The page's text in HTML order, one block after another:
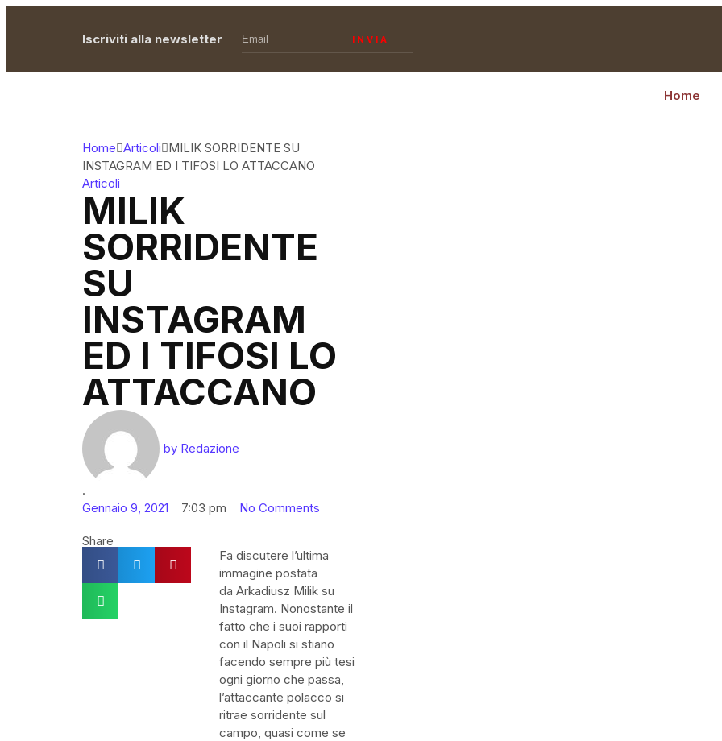
Iscriviti alla newsletter INVIA
Home
Home Articoli MILIK SORRIDENTE SU
INSTAGRAM ED I TIFOSI LO ATTACCANO
Articoli
MILIK
SORRIDENTE
SU
INSTAGRAM
ED I TIFOSI LO
ATTACCANO
by Redazione
·
Gennaio 9, 2021
7:03 pm No Comments
Share
Fa discutere l’ultima
immagine postata
da Arkadiusz Miliksu
Instagram. Nonostante il
fatto che i suoi rapporti
con il Napoli si stiano
facendo sempre più tesi
ogni giorno che passa,
l’attaccante polacco si
ritrae sorridente sul
campo, quasi come se